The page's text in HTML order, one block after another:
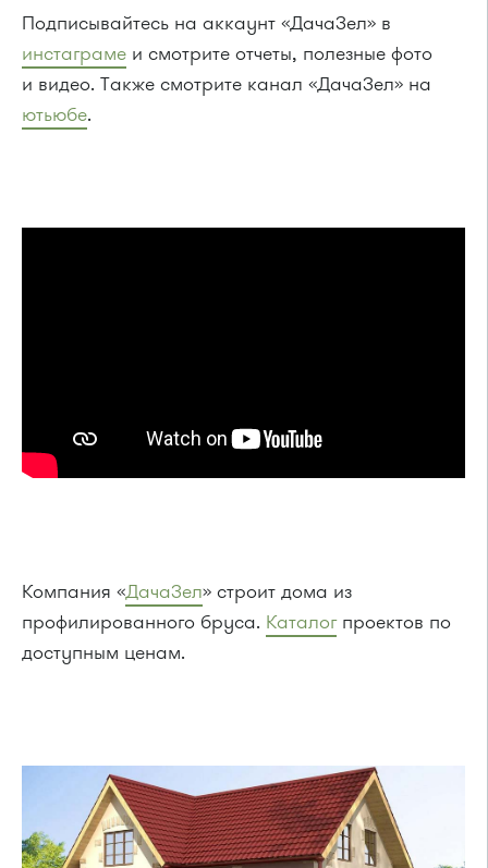
Подписывайтесь на аккаунт «ДачаЗел» в
инстаграме и смотрите отчеты, полезные фото
и видео. Также смотрите канал «ДачаЗел» на
ютьюбе.
Компания «ДачаЗел» cтроит дома из
профилированного бруса. Каталогпроектов по
доступным ценам.